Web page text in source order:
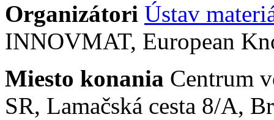
Organizátori Ústav
INNOVMAT, European
Miesto konania Centrum
SR, Lamačská cesta 8/A,